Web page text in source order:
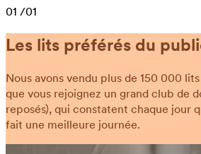
01 /01
Les lits préférés du
Nous avons vendu plus de 150 000
que vous rejoignez un grand club de
reposés), qui constatent chaque jour
fait une meilleure journée.